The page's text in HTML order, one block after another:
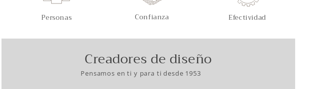
Personas Confianza Efectividad
Creadores de diseño
Pensamos en ti y para ti desde 1953